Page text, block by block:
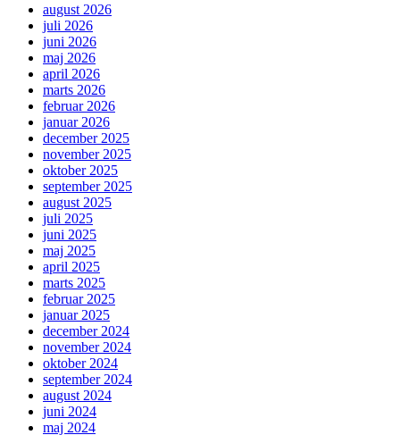
august 2026
juli 2026
juni 2026
maj 2026
april 2026
marts 2026
februar 2026
januar 2026
december 2025
november 2025
oktober 2025
september 2025
august 2025
juli 2025
juni 2025
maj 2025
april 2025
marts 2025
februar 2025
januar 2025
december 2024
november 2024
oktober 2024
september 2024
august 2024
juni 2024
maj 2024